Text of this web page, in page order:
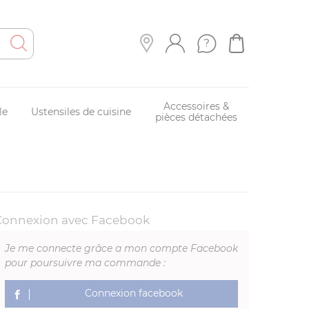
Ustensiles de cuisine
Accessoires &
pièces détachées
avec Facebook
Je me connecte grâce a mon compte Facebook
pour poursuivre ma commande :
Connexion facebook